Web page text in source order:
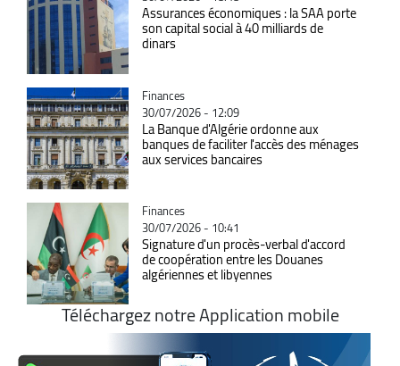
Assurances économiques : la SAA porte
son capital social à 40 milliards de
dinars
Catégorie
Finances
30/07/2026 - 12:09
La Banque d'Algérie ordonne aux
banques de faciliter l'accès des ménages
aux services bancaires
Catégorie
Finances
30/07/2026 - 10:41
Signature d'un procès-verbal d'accord
de coopération entre les Douanes
algériennes et libyennes
Téléchargez notre Application mobile